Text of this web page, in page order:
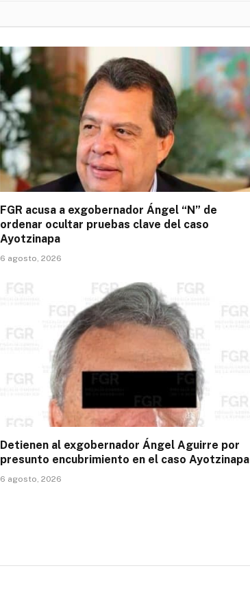
FGR acusa a exgobernador Ángel “N” de
ordenar ocultar pruebas clave del caso
Ayotzinapa
6 agosto, 2026
Detienen al exgobernador Ángel Aguirre por
presunto encubrimiento en el caso Ayotzinapa
6 agosto, 2026